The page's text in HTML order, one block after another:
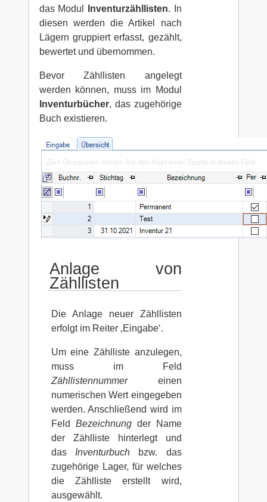
das Modul
Inventurzähllisten. In
diesen werden die Artikel nach
Lägern gruppiert erfasst, gezählt,
bewertet und übernommen.
Bevor Zähllisten angelegt
werden können, muss im Modul
Inventurbücher, das zugehörige
Buch existieren.
Anlage von
Zähllisten
Die Anlage neuer Zähllisten
erfolgt im Reiter ‚Eingabe‘.
Um eine Zählliste anzulegen,
muss im Feld
Zähllistennummereinen
numerischen Wert eingegeben
werden. Anschließend wird im
Feld Bezeichnungder Name
der Zählliste hinterlegt und
dasInventurbuch bzw. das
zugehörige Lager, für welches
die Zählliste erstellt wird,
ausgewählt.